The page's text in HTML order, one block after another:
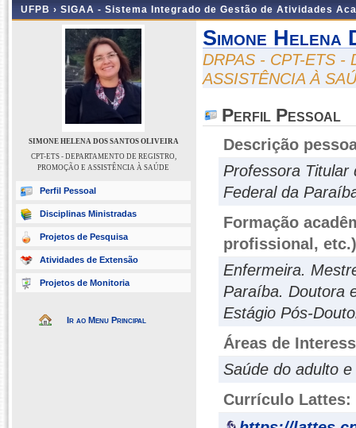
UFPB › SIGAA - Sistema Integrado de Gestão de Atividades
SIMONE HELENA DOS SANTOS OLIVEIRA
CPT-ETS - DEPARTAMENTO DE REGISTRO,
PROMOÇÃO E ASSISTÊNCIA À SAÚDE
Perfil Pessoal
Disciplinas Ministradas
Projetos de Pesquisa
Atividades de Extensão
Projetos de Monitoria
Ir ao Menu Principal
Simone
DRPAS - CPT-ETS -
ASSISTÊNCIA À
Perfil Pessoal
Descrição
Professora Titular
Federal da
Formação
profissional, etc.)
Enfermeira.
Paraíba. Doutora
Estágio Pós-
Áreas de
Saúde do adulto
Currículo Lattes: